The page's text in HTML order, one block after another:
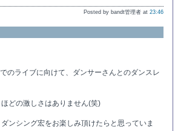
Posted by bandt管理者 at 23:46
のライブに向けて、ダンサーさんとのダンスレ
どの激しさはありません(笑)
ンシング宏をお楽しみ頂けたらと思っていま